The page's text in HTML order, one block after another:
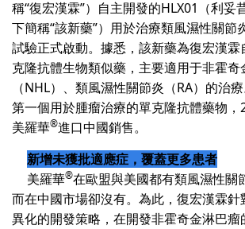
稱“復宏漢霖”）自主開發的HLX01 （利
下簡稱“該新藥”）用於治療類風濕性關節
試驗正式啟動。據悉，該新藥為復宏漢
克隆抗體生物類似藥，主要適用于非霍奇
（NHL）、類風濕性關節炎（RA）的治
第一個用於腫瘤治療的單克隆抗體藥物，
美羅華®進口中國銷售。
新增未獲批適應症，覆蓋更多患者
美羅華®在歐盟與美國都有類風濕性關
而在中國市場卻沒有。為此，復宏漢霖
異化的開發策略，在開發非霍奇金淋巴瘤